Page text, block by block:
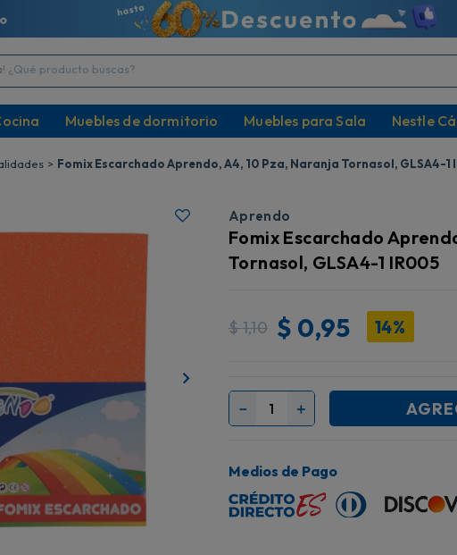
producto buscas?
Muebles de dormitorio Muebles para Sala Nestle
Fomix Escarchado Aprendo, A4, 10 Pza, Naranja Tornasol, GLSA4-1
Aprendo
Fomix Escarchado
Tornasol, GLSA4-1 IR005
$1,10 $ 0,95 14%
＋
－
Medios de Pago